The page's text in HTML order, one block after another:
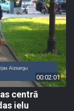
00:02:01
centrā
ielu